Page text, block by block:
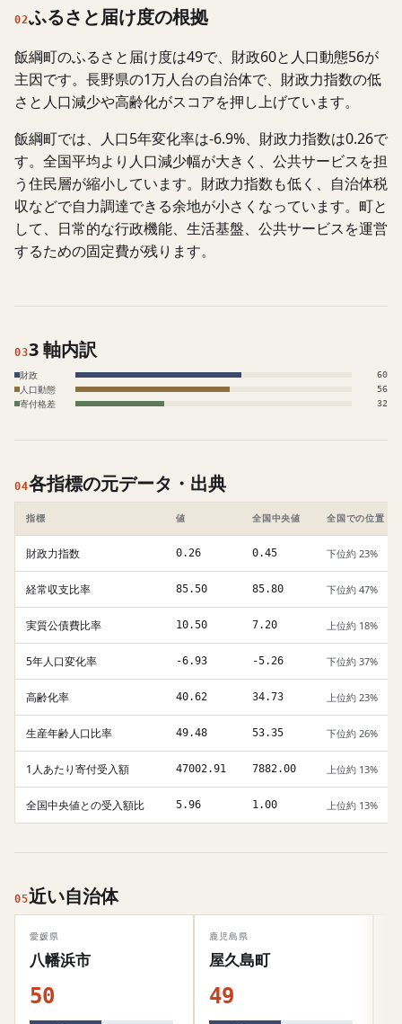
02ふるさと届け度の根拠
飯綱町のふるさと届け度は49で、財政60と人口動態56が
主因です。長野県の1万人台の自治体で、財政力指数の低
さと人口減少や高齢化がスコアを押し上げています。
飯綱町では、人口5年変化率は-6.9%、財政力指数は0.26で
す。全国平均より人口減少幅が大きく、公共サービスを担
う住民層が縮小しています。財政力指数も低く、自治体税
収などで自力調達できる余地が小さくなっています。町と
して、日常的な行政機能、生活基盤、公共サービスを運営
するための固定費が残ります。
033 軸内訳
財政 60
人口動態 56
寄付格差 32
04各指標の元データ・出典
指標 値 全国中央値 全国での位置
財政力指数 0.26 0.45 下位約 23%
経常収支比率 85.50 85.80 下位約 47%
実質公債費比率 10.50 7.20 上位約 18%
5年人口変化率 -6.93 -5.26 下位約 37%
高齢化率 40.62 34.73 上位約 23%
生産年齢人口比率 49.48 53.35 下位約 26%
1人あたり寄付受入額 47002.91 7882.00 上位約 13%
全国中央値との受入額比 5.96 1.00 上位約 13%
05近い自治体
愛媛県
八幡浜市
50
鹿児島県
屋久島町
49